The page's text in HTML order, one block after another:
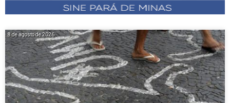
8 de agosto de 2026